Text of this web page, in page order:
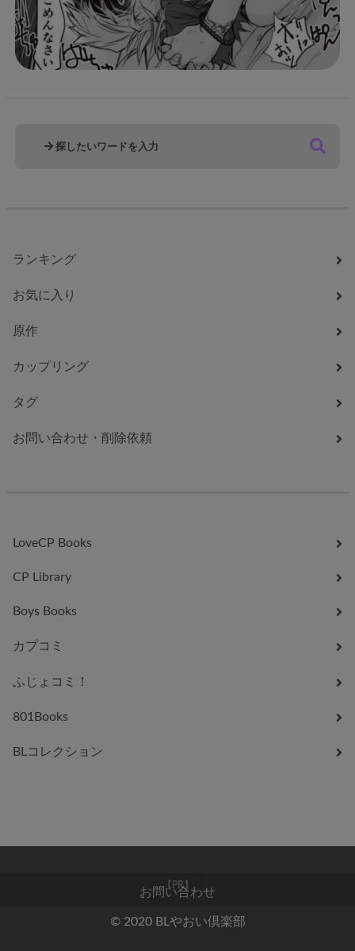
ランキング
お気に入り
原作
カップリング
タグ
お問い合わせ・削除依頼
LoveCP Books
CP Library
Boys Books
カプコミ
ふじょコミ！
801Books
BLコレクション
お問い合わせ
© 2020 BLやおい倶楽部